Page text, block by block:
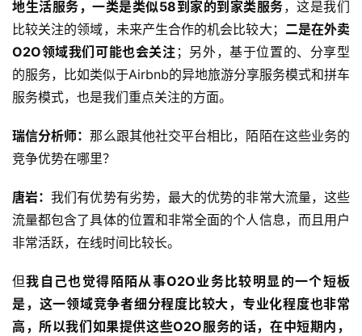
地生活服务，一类是类似58到家的到家类服务，这是我们
比较关注的领域，未来产生合作的机会比较大； 二是在外卖
O2O领域我们可能也会关注 ；另外，基于位置的、分享型
的服务，比如类似于Airbnb的异地旅游分享服务模式和拼车
服务模式，也是我们重点关注的方面。
瑞信分析师：那么跟其他社交平台相比，陌陌在这些业务的
竞争优势在哪里？
唐岩：我们有优势有劣势，最大的优势的非常大流量，这些
流量都包含了具体的位置和非常全面的个人信息，而且用户
非常活跃，在线时间比较长。
但我自己也觉得陌陌从事O2O业务比较明显的一个短板
是，这一领域竞争者细分程度比较大，专业化程度也非常
高，所以我们如果提供这些O2O服务的话，在中短期内，